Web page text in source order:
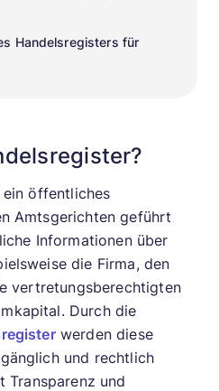
Handelsregisters für
öffentliches
Amtsgerichten geführt
Informationen über
die Firma, den
vertretungsberechtigten
Durch die
werden diese
und rechtlich
Transparenz und